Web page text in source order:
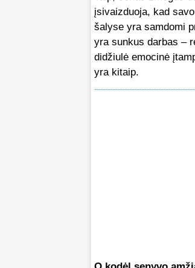
įsivaizduoja, kad
šalyse yra samdomi
yra sunkus darbas –
didžiulė emocinė
yra kitaip.